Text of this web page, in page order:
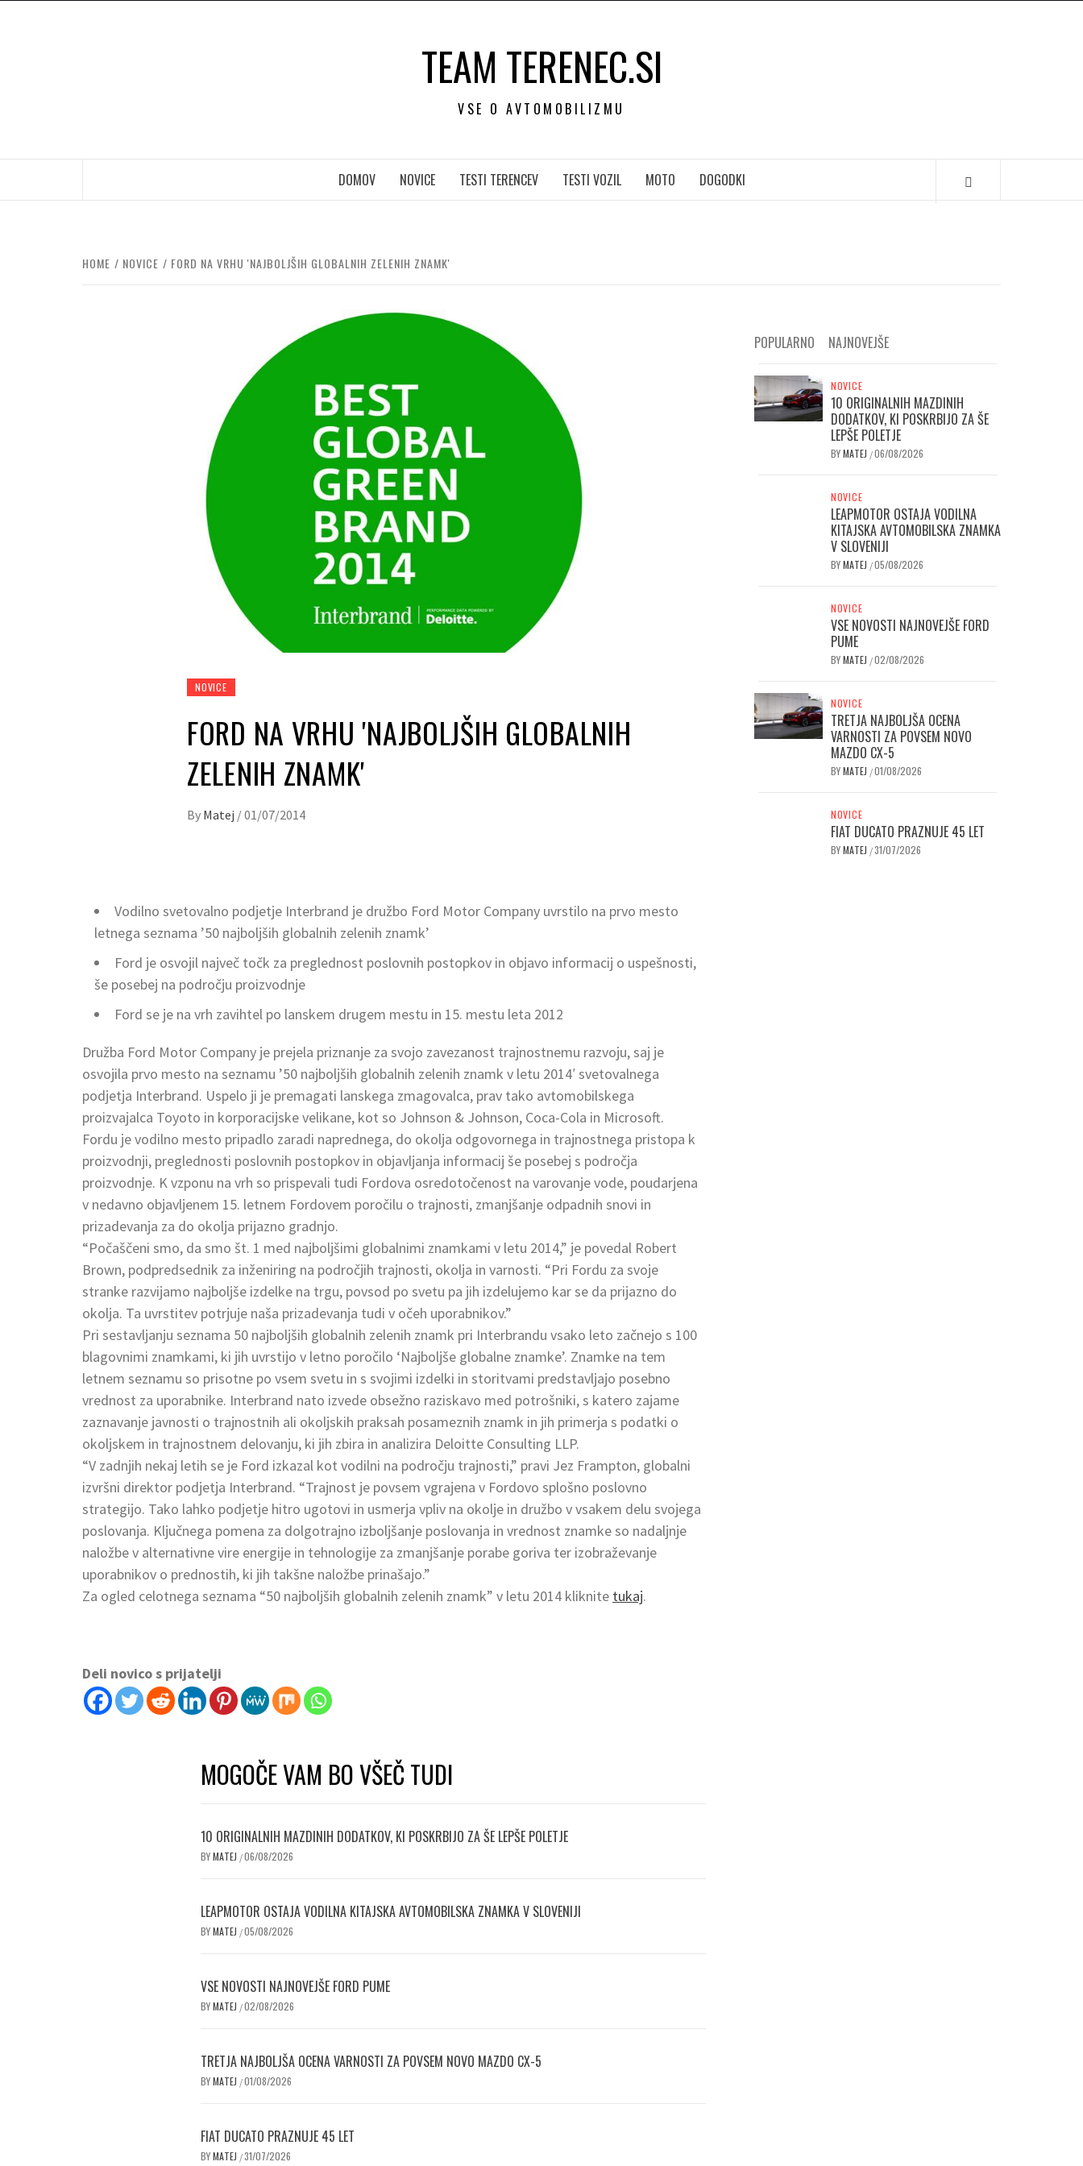
TEAM TERENEC.SI
VSE O AVTOMOBILIZMU
DOMOV NOVICE TESTI TERENCEV TESTI VOZIL MOTO DOGODKI
HOME NOVICE FORD NA VRHU 'NAJBOLJŠIH GLOBALNIH ZELENIH ZNAMK'
NOVICE
FORD NA VRHU 'NAJBOLJŠIH GLOBALNIH
ZELENIH ZNAMK'
By Matej /01/07/2014
Vodilno svetovalno podjetje Interbrand je družbo Ford Motor Company uvrstilo na prvo mesto
letnega seznama ’50 najboljših globalnih zelenih znamk’
Ford je osvojil največ točk za preglednost poslovnih postopkov in objavo informacij o uspešnosti,
še posebej na področju proizvodnje
Ford se je na vrh zavihtel po lanskem drugem mestu in 15. mestu leta 2012
Družba Ford Motor Company je prejela priznanje za svojo zavezanost trajnostnemu razvoju, saj je
osvojila prvo mesto na seznamu ’50 najboljših globalnih zelenih znamk v letu 2014′ svetovalnega
podjetja Interbrand. Uspelo ji je premagati lanskega zmagovalca, prav tako avtomobilskega
proizvajalca Toyoto in korporacijske velikane, kot so Johnson & Johnson, Coca-Cola in Microsoft.
Fordu je vodilno mesto pripadlo zaradi naprednega, do okolja odgovornega in trajnostnega pristopa k
proizvodnji, preglednosti poslovnih postopkov in objavljanja informacij še posebej s področja
proizvodnje. K vzponu na vrh so prispevali tudi Fordova osredotočenost na varovanje vode, poudarjena
v nedavno objavljenem 15. letnem Fordovem poročilu o trajnosti, zmanjšanje odpadnih snovi in
prizadevanja za do okolja prijazno gradnjo.
“Počaščeni smo, da smo št. 1 med najboljšimi globalnimi znamkami v letu 2014,” je povedal Robert
Brown, podpredsednik za inženiring na področjih trajnosti, okolja in varnosti. “Pri Fordu za svoje
stranke razvijamo najboljše izdelke na trgu, povsod po svetu pa jih izdelujemo kar se da prijazno do
okolja. Ta uvrstitev potrjuje naša prizadevanja tudi v očeh uporabnikov.”
Pri sestavljanju seznama 50 najboljših globalnih zelenih znamk pri Interbrandu vsako leto začnejo s 100
blagovnimi znamkami, ki jih uvrstijo v letno poročilo ‘Najboljše globalne znamke’. Znamke na tem
letnem seznamu so prisotne po vsem svetu in s svojimi izdelki in storitvami predstavljajo posebno
vrednost za uporabnike. Interbrand nato izvede obsežno raziskavo med potrošniki, s katero zajame
zaznavanje javnosti o trajnostnih ali okoljskih praksah posameznih znamk in jih primerja s podatki o
okoljskem in trajnostnem delovanju, ki jih zbira in analizira Deloitte Consulting LLP.
“V zadnjih nekaj letih se je Ford izkazal kot vodilni na področju trajnosti,” pravi Jez Frampton, globalni
izvršni direktor podjetja Interbrand. “Trajnost je povsem vgrajena v Fordovo splošno poslovno
strategijo. Tako lahko podjetje hitro ugotovi in usmerja vpliv na okolje in družbo v vsakem delu svojega
poslovanja. Ključnega pomena za dolgotrajno izboljšanje poslovanja in vrednost znamke so nadaljnje
naložbe v alternativne vire energije in tehnologije za zmanjšanje porabe goriva ter izobraževanje
uporabnikov o prednostih, ki jih takšne naložbe prinašajo.”
Za ogled celotnega seznama “50 najboljših globalnih zelenih znamk” v letu 2014 kliknite tukaj.
Deli novico s prijatelji
MOGOČE VAM BO VŠEČ TUDI
10 ORIGINALNIH MAZDINIH DODATKOV, KI POSKRBIJO ZA ŠE LEPŠE POLETJE
BYMATEJ /06/08/2026
LEAPMOTOR OSTAJA VODILNA KITAJSKA AVTOMOBILSKA ZNAMKA V SLOVENIJI
BYMATEJ /05/08/2026
VSE NOVOSTI NAJNOVEJŠE FORD PUME
BYMATEJ /02/08/2026
TRETJA NAJBOLJŠA OCENA VARNOSTI ZA POVSEM NOVO MAZDO CX-5
BYMATEJ /01/08/2026
FIAT DUCATO PRAZNUJE 45 LET
BYMATEJ /31/07/2026
POPULARNO NAJNOVEJŠE
NOVICE
10 ORIGINALNIH MAZDINIH
DODATKOV, KI POSKRBIJO ZA ŠE
LEPŠE POLETJE
BYMATEJ /06/08/2026
NOVICE
LEAPMOTOR OSTAJA VODILNA
KITAJSKA AVTOMOBILSKA ZNAMKA
V SLOVENIJI
BYMATEJ /05/08/2026
NOVICE
VSE NOVOSTI NAJNOVEJŠE FORD
PUME
BYMATEJ /02/08/2026
NOVICE
TRETJA NAJBOLJŠA OCENA
VARNOSTI ZA POVSEM NOVO
MAZDO CX-5
BYMATEJ /01/08/2026
NOVICE
FIAT DUCATO PRAZNUJE 45 LET
BYMATEJ /31/07/2026